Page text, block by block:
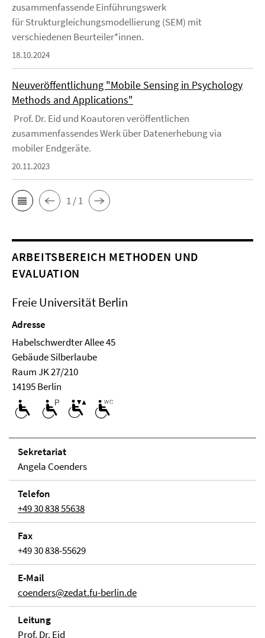
zusammenfassende Einführungswerk
für Strukturgleichungsmodellierung (SEM) mit
verschiedenen Beurteiler*innen.
18.10.2024
Neuveröffentlichung "Mobile Sensing in Psychology
Methods and Applications"
Prof. Dr. Eid und Koautoren veröffentlichen
zusammenfassendes Werk über Datenerhebung via
mobiler Endgeräte.
20.11.2023
1 / 1
ARBEITSBEREICH METHODEN UND
EVALUATION
Freie Universität Berlin
Adresse
Habelschwerdter Allee 45
Ge­bäude Silberlaube
Raum JK 27/210
14195 Berlin
Se­kre­ta­ri­at
Angela Coenders
Telefon
+49 30 838 55638
Fax
+49 30 838-55629
E-Mail
coenders@zedat.fu-berlin.de
Lei­tung
Prof. Dr. Eid